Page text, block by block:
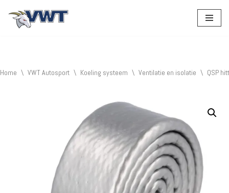
Home \ VWT Autosport \ Koeling systeem \ Ventilatie en isolatie \ QSP